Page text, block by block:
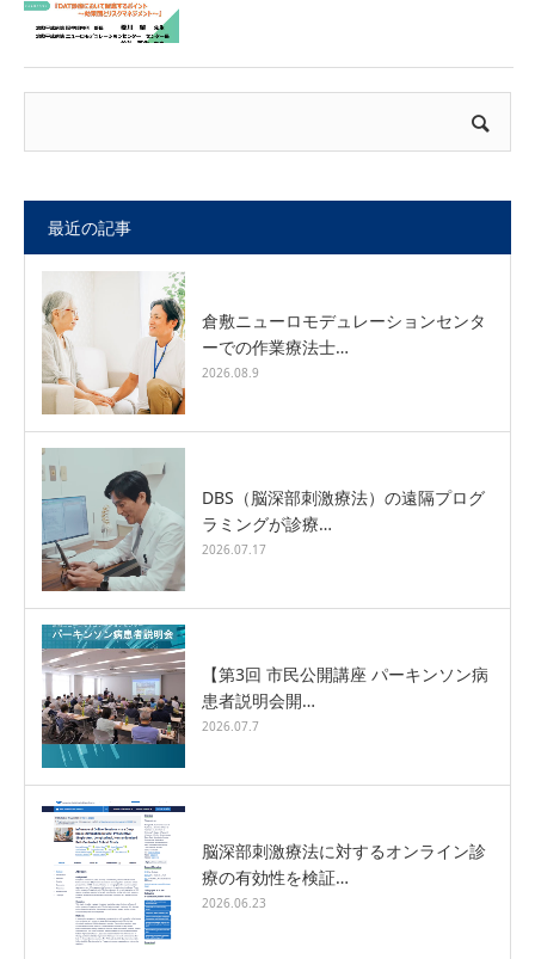
最近の記事
倉敷ニューロモデュレーションセンタ
ーでの作業療法士…
2026.08.9
DBS（脳深部刺激療法）の遠隔プログ
ラミングが診療…
2026.07.17
【第3回 市民公開講座 パーキンソン病
患者説明会開…
2026.07.7
脳深部刺激療法に対するオンライン診
療の有効性を検証…
2026.06.23